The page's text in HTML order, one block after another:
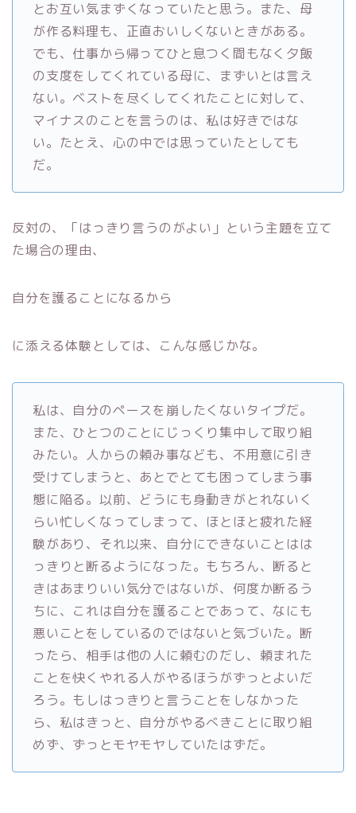
とお互い気まずくなっていたと思う。また、母
が作る料理も、正直おいしくないときがある。
でも、仕事から帰ってひと息つく間もなく夕飯
の支度をしてくれている母に、まずいとは言え
ない。ベストを尽くしてくれたことに対して、
マイナスのことを言うのは、私は好きではな
い。たとえ、心の中では思っていたとしても
だ。
反対の、「はっきり言うのがよい」という主題を立て
た場合の理由、
自分を護ることになるから
に添える体験としては、こんな感じかな。
私は、自分のペースを崩したくないタイプだ。
また、ひとつのことにじっくり集中して取り組
みたい。人からの頼み事なども、不用意に引き
受けてしまうと、あとでとても困ってしまう事
態に陥る。以前、どうにも身動きがとれないく
らい忙しくなってしまって、ほとほと疲れた経
験があり、それ以来、自分にできないことはは
っきりと断るようになった。もちろん、断ると
きはあまりいい気分ではないが、何度か断るう
ちに、これは自分を護ることであって、なにも
悪いことをしているのではないと気づいた。断
ったら、相手は他の人に頼むのだし、頼まれた
ことを快くやれる人がやるほうがずっとよいだ
ろう。もしはっきりと言うことをしなかった
ら、私はきっと、自分がやるべきことに取り組
めず、ずっとモヤモヤしていたはずだ。